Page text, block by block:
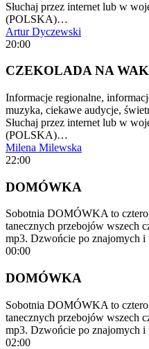
Słuchaj przez internet lub w
(POLSKA)…
Artur Dyczewski
20:00
CZEKOLADA NA
Informacje regionalne,
muzyka, ciekawe audycje,
Słuchaj przez internet lub w
(POLSKA)…
Milena Milewska
22:00
DOMÓWKA
Sobotnia DOMÓWKA to
tanecznych przebojów wszech
mp3. Dzwońcie po znajomych
00:00
DOMÓWKA
Sobotnia DOMÓWKA to
tanecznych przebojów wszech
mp3. Dzwońcie po znajomych
02:00